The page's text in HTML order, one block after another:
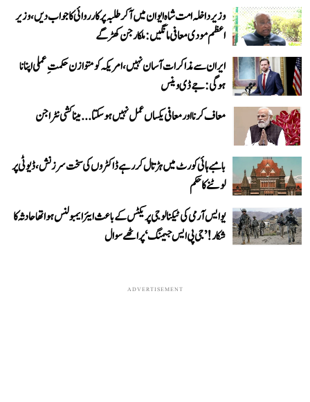
وزیر داخلہ امت شاہ ایوان میں آ کر طلبہ پر کارروائی کا جواب دیں، وزیر
اعظم مودی معافی مانگیں: ملکارجن کھڑگے
ایران سے مذاکرات آسان نہیں، امریکہ کو متوازن حکمتِ عملی اپنانا
ہوگی: جے ڈی وینس
معاف کرنا اور معافی یکساں عمل نہیں ہو سکتا... میناکشی نٹراجن
بامبے ہائی کورٹ میں ہڑتال کر رہے ڈاکٹروں کی سخت سرزنش، ڈیوٹی پر
لوٹنے کا حکم
یو ایس آرمی کی ٹیکنالوجی پریکٹس کے باعث ایئر ایمبولنس ہوا تھا حادثہ کا
شکار! ’جی پی ایس جیمنگ‘ پر اٹھے سوال
ADVERTISEMENT